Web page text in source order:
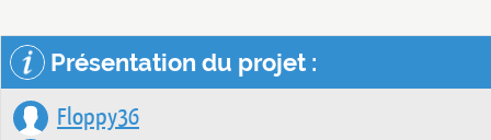
Présentation du projet :
Floppy36